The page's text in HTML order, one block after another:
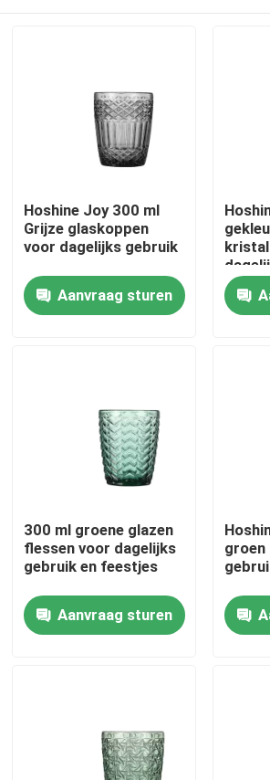
Huis
Producten
Fabriekstocht
Kwaliteitscontrole
Neem contact met ons op
Vraag een offerte
De Flessen van de glasverspreider
Hoshine Joy 300 ml
Grijze glaskoppen
voor dagelijks gebruik
Aanvraag sturen
voor
300 ml groene glazen
flessen voor dagelijks
gebruik en feestjes
Aanvraag sturen
groen